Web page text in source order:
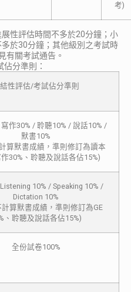
考)
性評估時間不多於20分鐘；小
於30分鐘；其他級別之考試時
有關考試通告。
分準則：
性評估/考試佔分準則
作30% / 聆聽10% / 說話10% /
默書10%
算默書成績，準則修訂為讀本
30%、聆聽及說話各佔15%)
10% / Speaking 10% /
Dictation 10%
算默書成績，準則修訂為GE
、聆聽及說話各佔15%)
全份試卷100%